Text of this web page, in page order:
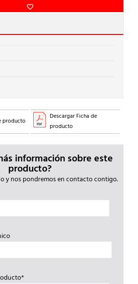
producto
Descargar Ficha de
producto
información sobre este
producto?
y nos pondremos en contacto contigo.